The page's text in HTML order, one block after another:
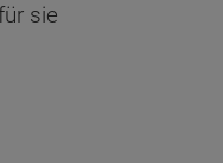
sie